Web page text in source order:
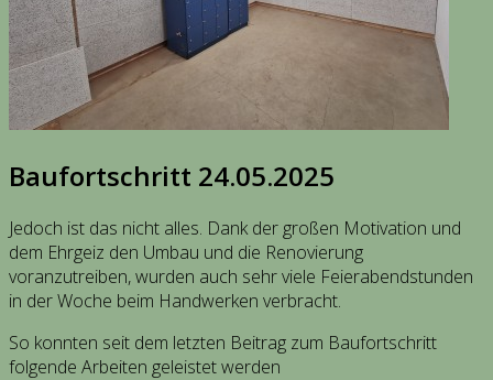
Baufortschritt 24.05.2025
Jedoch ist das nicht alles. Dank der großen Motivation und
dem Ehrgeiz den Umbau und die Renovierung
voranzutreiben, wurden auch sehr viele Feierabendstunden
in der Woche beim Handwerken verbracht.
So konnten seit dem letzten Beitrag zum Baufortschritt
folgende Arbeiten geleistet werden